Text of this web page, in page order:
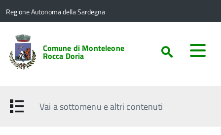
Regione Autonoma della Sardegna
Comune di Monteleone
Rocca Doria
Vai a sottomenu e altri contenuti